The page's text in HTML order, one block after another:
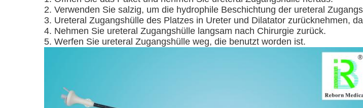
2. Verwenden Sie salzig, um die hydrophile Beschichtung der ureteral
3. Ureteral Zugangshülle des Platzes in Ureter und Dilatator zurücknehmen,
4. Nehmen Sie ureteral Zugangshülle langsam nach Chirurgie zurück.
5. Werfen Sie ureteral Zugangshülle weg, die benutzt worden ist.